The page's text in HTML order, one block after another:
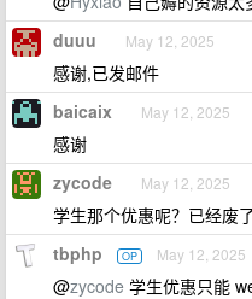
duuu May 12, 2025
感谢,已发邮件
baicaix May 12, 2025
感谢
zycode May 12, 2025
学生那个优惠呢？已经废
tbphp OP May 12, 2025
@zycode 学生优惠只能